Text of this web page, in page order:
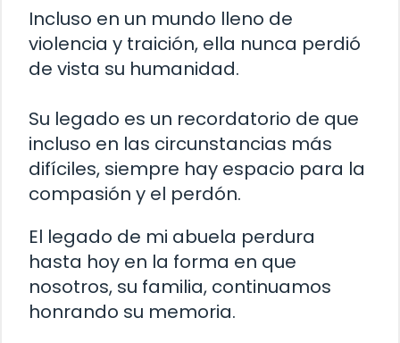
Incluso en un mundo lleno de
violencia y traición, ella nunca perdió
de vista su humanidad.
Su legado es un recordatorio de que
incluso en las circunstancias más
difíciles, siempre hay espacio para la
compasión y el perdón.
El legado de mi abuela perdura
hasta hoy en la forma en que
nosotros, su familia, continuamos
honrando su memoria.